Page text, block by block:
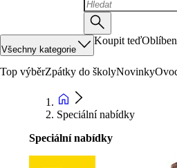
Všechny kategorie
Koupit teď
Top výběrZpátky do školyNovinky
Speciální nabídky
Speciální nabídky